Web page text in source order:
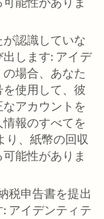
認識していな
します: アイデ
場合、あなた
使用して、彼
アカウントを
報のすべてを
り、紙幣の回収
能性がありま
税申告書を提出
:アイデンティテ